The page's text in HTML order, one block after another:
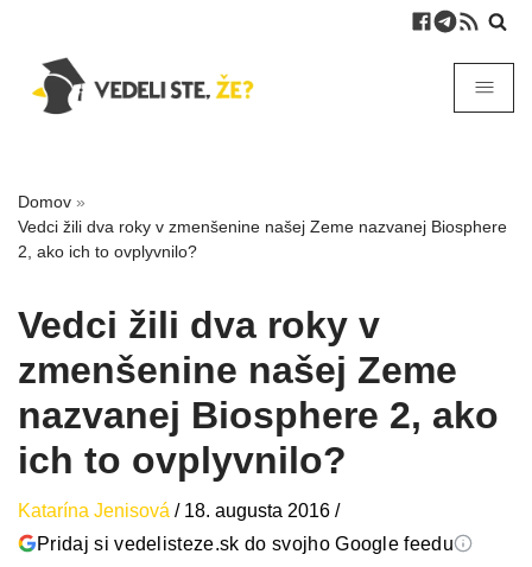
Domov »
Vedci žili dva roky v zmenšenine našej Zeme nazvanej Biosphere
2, ako ich to ovplyvnilo?
Vedci žili dva roky v
zmenšenine našej Zeme
nazvanej Biosphere 2, ako
ich to ovplyvnilo?
Katarína Jenisová / 18. augusta 2016 /
Pridaj si vedelisteze.sk do svojho Google feedu